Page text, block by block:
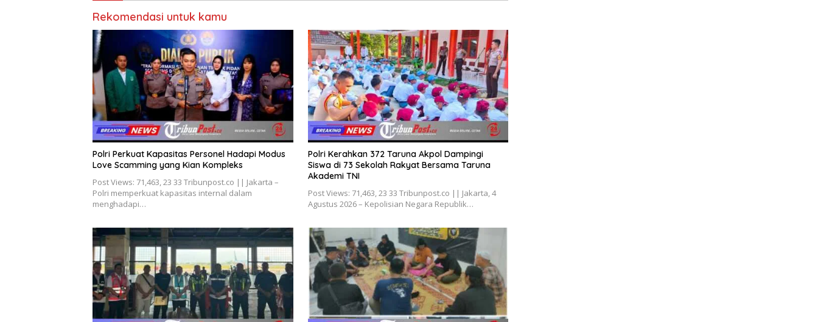
Rekomendasi untuk kamu
Polri Perkuat Kapasitas Personel Hadapi Modus
Love Scamming yang Kian Kompleks
Post Views: 71,463, 23 33 Tribunpost.co || Jakarta –
Polri memperkuat kapasitas internal dalam
menghadapi…
Polri Kerahkan 372 Taruna Akpol Dampingi
Siswa di 73 Sekolah Rakyat Bersama Taruna
Akademi TNI
Post Views: 71,463, 23 33 Tribunpost.co || Jakarta, 4
Agustus 2026 – Kepolisian Negara Republik…